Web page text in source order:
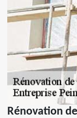
Rénovation